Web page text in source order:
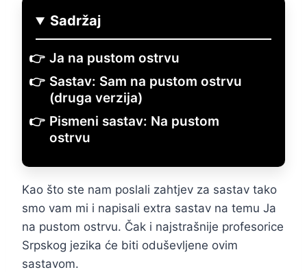
Sadržaj
Ja na pustom ostrvu
Sastav: Sam na pustom ostrvu
(druga verzija)
Pismeni sastav: Na pustom
ostrvu
Kao što ste nam poslali zahtjev za sastav tako
smo vam mi i napisali extra sastav na temu Ja
na pustom ostrvu. Čak i najstrašnije profesorice
Srpskog jezika će biti oduševljene ovim
sastavom.